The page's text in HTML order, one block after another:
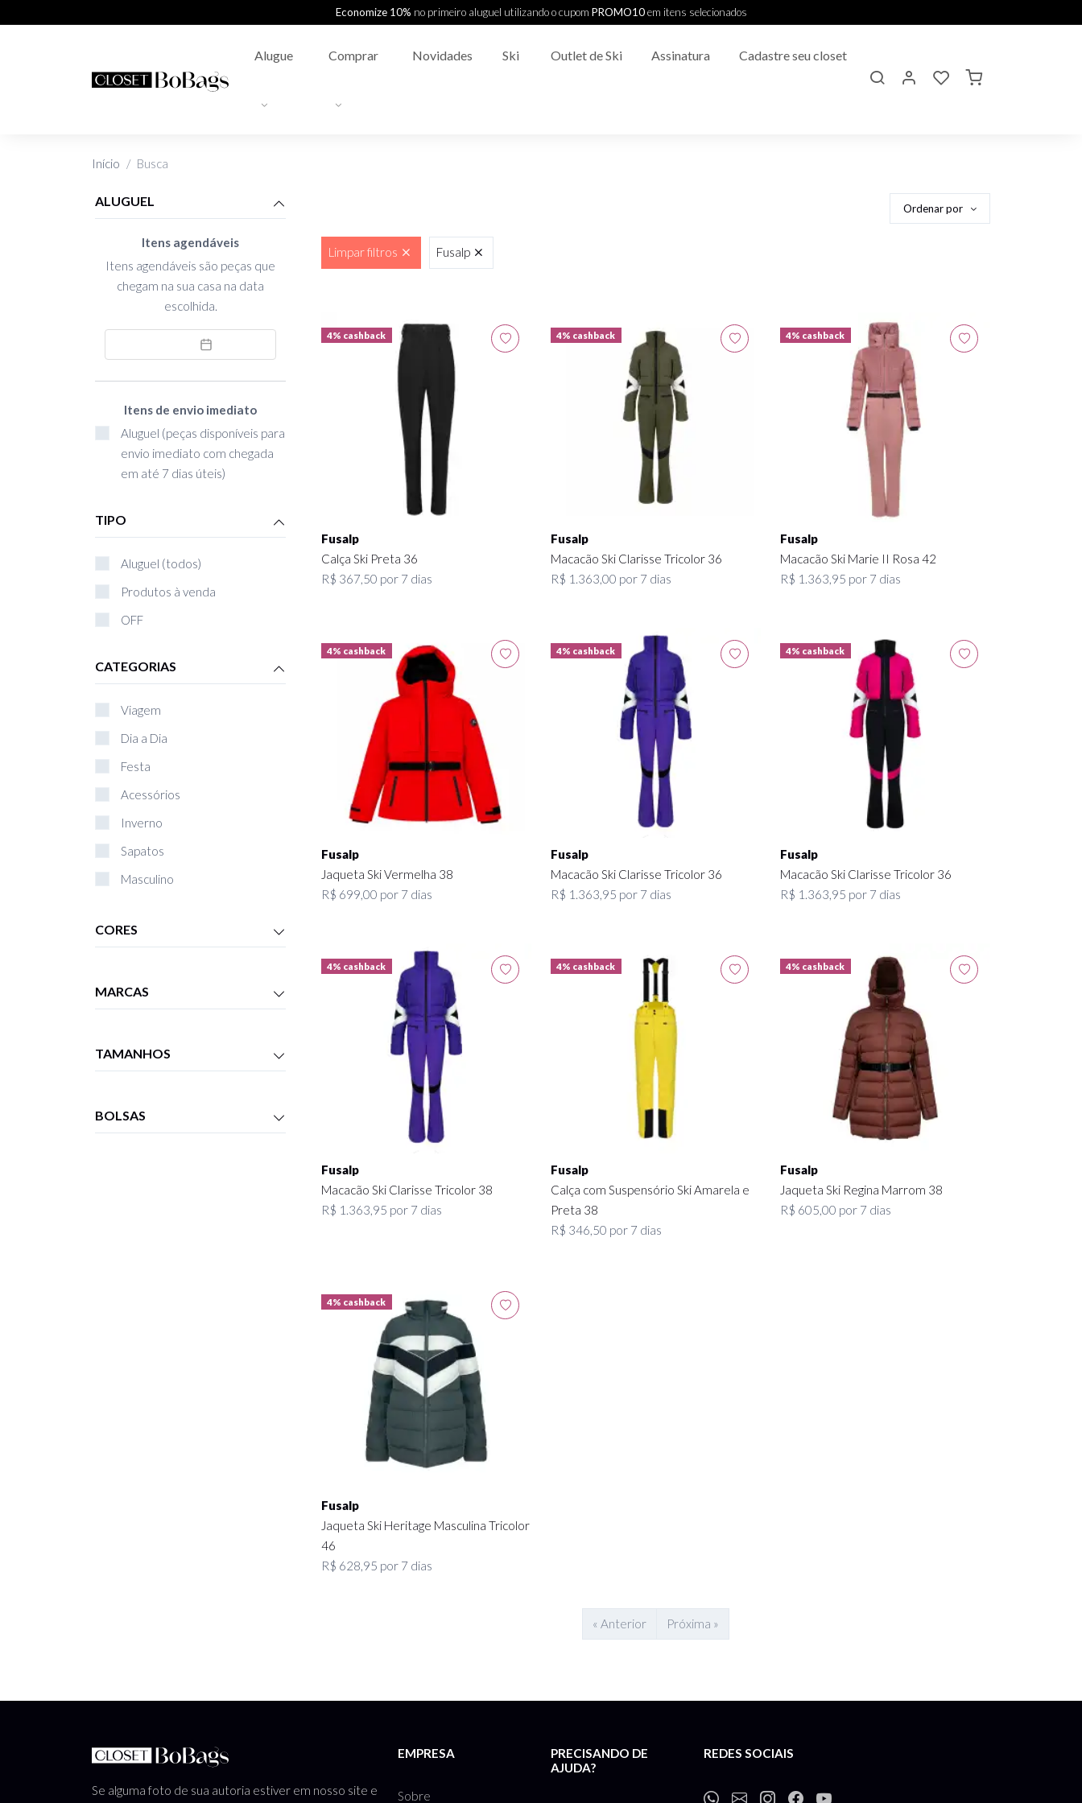
Economize 10% no primeiro aluguel utilizando o cupom PROMO10em itens selecionados
Alugue Comprar Novidades Ski Outlet de Ski Assinatura Cadastre seu closet
Início Busca
ALUGUEL
Itens agendáveis
Itens agendáveis são peças que
chegam na sua casa na data
escolhida.
Itens de envio imediato
Aluguel (peças disponíveis para
envio imediato com chegada
em até 7 dias úteis)
TIPO
Aluguel (todos)
Produtos à venda
OFF
CATEGORIAS
Viagem
Dia a Dia
Festa
Acessórios
Inverno
Sapatos
Masculino
Livros
CORES
MARCAS
TAMANHOS
BOLSAS
Ordenar por
Limpar filtros Fusalp
4% cashback
Fusalp
Calça Ski Preta 36
R$ 367,50 por 7 dias
4% cashback
Fusalp
Macacão Ski Clarisse Tricolor 36
R$ 1.363,00 por 7 dias
4% cashback
Fusalp
Macacão Ski Marie II Rosa 42
R$ 1.363,95 por 7 dias
4% cashback
Fusalp
Jaqueta Ski Vermelha 38
R$ 699,00 por 7 dias
4% cashback
Fusalp
Macacão Ski Clarisse Tricolor 36
R$ 1.363,95 por 7 dias
4% cashback
Fusalp
Macacão Ski Clarisse Tricolor 36
R$ 1.363,95 por 7 dias
4% cashback
Fusalp
Macacão Ski Clarisse Tricolor 38
R$ 1.363,95 por 7 dias
4% cashback
Fusalp
Calça com Suspensório Ski Amarela e
Preta 38
R$ 346,50 por 7 dias
4% cashback
Fusalp
Jaqueta Ski Regina Marrom 38
R$ 605,00 por 7 dias
4% cashback
Fusalp
Jaqueta Ski Heritage Masculina Tricolor
46
R$ 628,95 por 7 dias
« Anterior Próxima »
Se alguma foto de sua autoria estiver em nosso site e
EMPRESA
Sobre
PRECISANDO DE
AJUDA?
REDES SOCIAIS